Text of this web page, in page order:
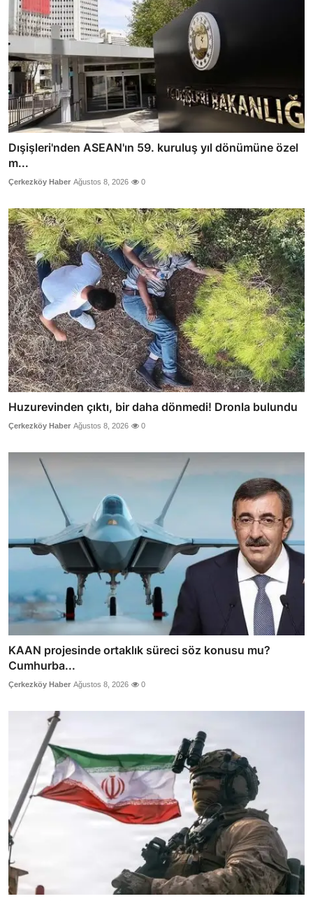
Dışişleri'nden ASEAN'ın 59. kuruluş yıl dönümüne özel
m...
Çerkezköy Haber Ağustos 8, 2026 0
Huzurevinden çıktı, bir daha dönmedi! Dronla bulundu
Çerkezköy Haber Ağustos 8, 2026 0
KAAN projesinde ortaklık süreci söz konusu mu?
Cumhurba...
Çerkezköy Haber Ağustos 8, 2026 0